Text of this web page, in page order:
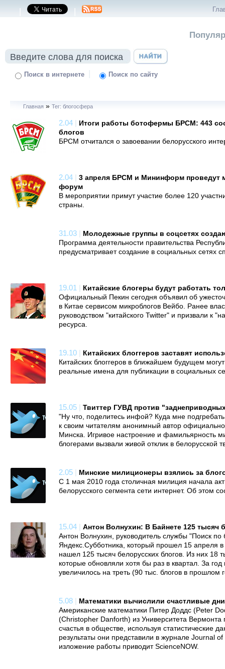
| |
Поиск в интернете | Поиск по сайту
Главная » Тег: блогосфера
2.04 | Итоги работы ботофермы БРСМ: 443
блогов
БРСМ отчитался о завоевании белорусского
2.04 | 3 апреля БРСМ и Мининформ проведут
форум
В мероприятии примут участие более 120
страны.
31.03 | Молодежные группы в соцсетях
Программа деятельности правительства
предусматривает создание в социальных сетях
19.01 | Китайские блогеры будут работать
Официальный Пекин сегодня объявил об
в Китае сервисом микроблогов Вейбо. Ранее
руководством "китайского Twitter" и призвали к
ресурса.
19.10 | Китайских блоггеров заставят
Китайских блоггеров в ближайшем будущем
реальные имена для публикации в социальных
15.05 | Твиттер ГУВД против
"Ну что, поделитесь инфой? Куда мне
к своим читателям анонимный автор
Минска. Игривое настроение и фамильярность
блогерами вызвали живой отклик в белорусской
2.05 | Минские милиционеры взялись за
С 1 мая 2010 года столичная милиция начала
белорусского сегмента сети интернет. Об этом
15.04 | Антон Волнухин: В Байнете 125 тысяч
Антон Волнухин, руководитель службы "Поиск
Яндекс.Субботника, который прошел 15 апреля
нашел 125 тысяч белорусских блогов. Из них 18
которые обновляли хотя бы раз в квартал. За год
увеличилось на треть (90 тыс. блогов в прошлом
5.08 | Математики вычислили счастливые
Американские математики Питер Доддс (Peter
(Christopher Danforth) из Университета Вермонта
счастья в обществе, используя статистические
результаты они представили в журнале Journal
изложение работы приводит ScienceNOW.